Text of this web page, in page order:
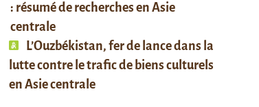
: résumé de recherches en Asie
centrale
L’Ouzbékistan, fer de lance dans la
lutte contre le trafic de biens culturels
en Asie centrale